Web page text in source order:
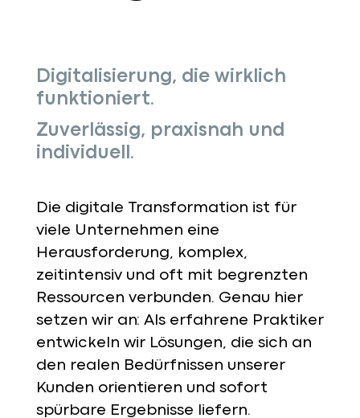
Digitalisierung, die wirklich
funktioniert.
Zuverlässig, praxisnah und
individuell.
Die digitale Transformation ist für
viele Unternehmen eine
Herausforderung, komplex,
zeitintensiv und oft mit begrenzten
Ressourcen verbunden. Genau hier
setzen wir an: Als erfahrene Praktiker
entwickeln wir Lösungen, die sich an
den realen Bedürfnissen unserer
Kunden orientieren und sofort
spürbare Ergebnisse liefern.